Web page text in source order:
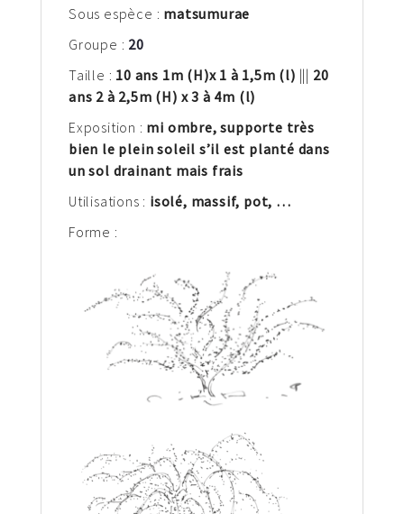
Sous espèce : matsumurae
Groupe : 20
Taille : 10 ans 1m (H)x 1 à 1,5m (l) ||| 20
ans 2 à 2,5m (H) x 3 à 4m (l)
Exposition : mi ombre, supporte très
bien le plein soleil s’il est planté dans
un sol drainant mais frais
Utilisations : isolé, massif, pot, …
Forme :